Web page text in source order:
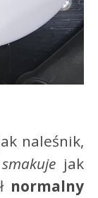
naleśnik,
smakuje jak
normalny